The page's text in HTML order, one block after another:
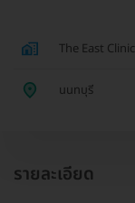
The East Clinic
นนทบุรี
รายละเอียด